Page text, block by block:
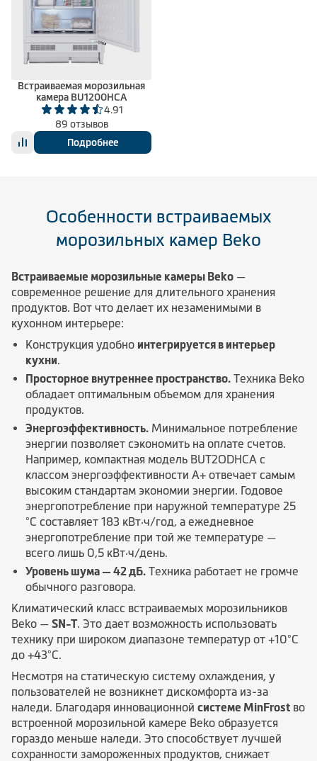
Климатическая техника
Сравнить
Встраиваемая морозильная
камера BU1200HCA
4.91
89 отзывов
Подробнее
Особенности встраиваемых
морозильных камер Beko
Встраиваемые морозильные камеры Beko —
современное решение для длительного хранения
продуктов. Вот что делает их незаменимыми в
кухонном интерьере:
Конструкция удобно интегрируется в интерьер
кухни.
Просторное внутреннее пространство. Техника Beko
обладает оптимальным объемом для хранения
продуктов.
Энергоэффективность. Минимальное потребление
энергии позволяет сэкономить на оплате счетов.
Например, компактная модель BUT2ODHCA с
классом энергоэффективности A+ отвечает самым
высоким стандартам экономии энергии. Годовое
энергопотребление при наружной температуре 25
°C составляет 183 кВт·ч/год, а ежедневное
энергопотребление при той же температуре —
всего лишь 0,5 кВт·ч/день.
Уровень шума — 42 дБ. Техника работает не громче
обычного разговора.
Климатический класс встраиваемых морозильников
Beko — SN-T. Это дает возможность использовать
технику при широком диапазоне температур от +10°C
до +43°C.
Несмотря на статическую систему охлаждения, у
пользователей не возникнет дискомфорта из-за
наледи. Благодаря инновационной системе MinFrost во
встроенной морозильной камере Beko образуется
гораздо меньше наледи. Это способствует лучшей
сохранности замороженных продуктов, снижает